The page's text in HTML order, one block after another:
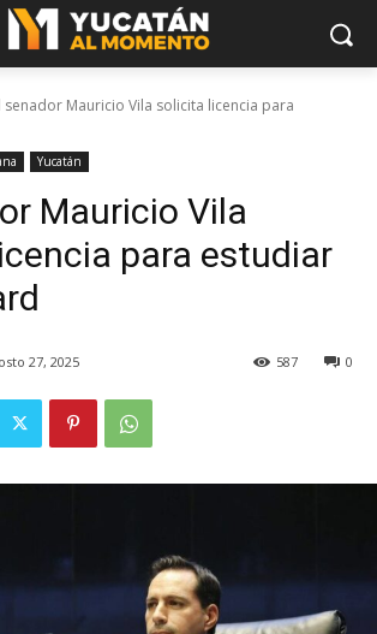
senador Mauricio Vila solicita licencia para
Yucatán
Mauricio Vila
para estudiar
27, 2025 0
587